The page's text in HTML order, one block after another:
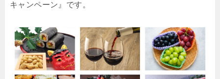
キャンペーン』です。